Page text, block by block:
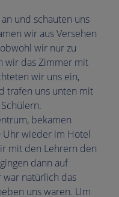
und schauten uns
wir aus Versehen
wir nur zu
wir das Zimmer mit
wir uns ein,
trafen uns unten mit
bekamen
Uhr wieder im Hotel
mit den Lehrern den
dann auf
natürlich das
uns waren. Um